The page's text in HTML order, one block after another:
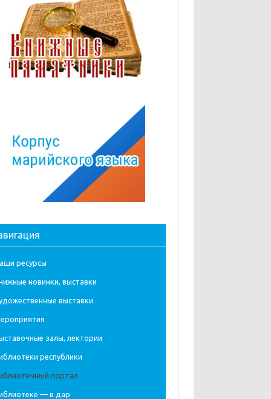
ресурсы
новинки, выставки
выставки
залы, лектории
республики
портал
— в дар